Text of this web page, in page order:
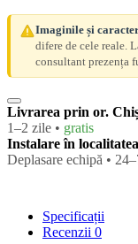
Imaginile și
difere de cele reale.
consultant prezența
Livrarea prin or.
1–2 zile • gratis
Instalare în
Deplasare echipă •
Specificații
Recenzii 0